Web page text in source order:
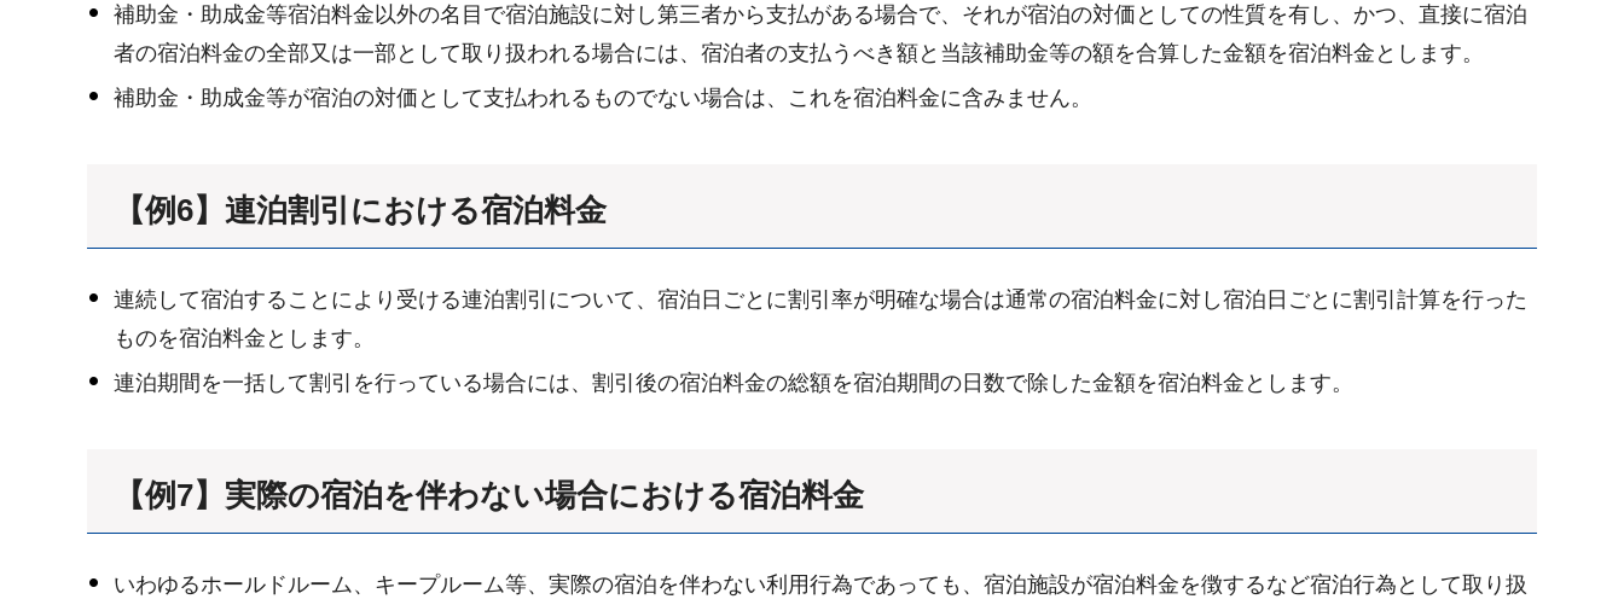
補助金・助成金等宿泊料金以外の名目で宿泊施設に対し第三者から支払がある場合で、それが宿泊の対価としての性質を有し、かつ、直接に宿泊
者の宿泊料金の全部又は一部として取り扱われる場合には、宿泊者の支払うべき額と当該補助金等の額を合算した金額を宿泊料金とします。
補助金・助成金等が宿泊の対価として支払われるものでない場合は、これを宿泊料金に含みません。
【例6】連泊割引における宿泊料金
連続して宿泊することにより受ける連泊割引について、宿泊日ごとに割引率が明確な場合は通常の宿泊料金に対し宿泊日ごとに割引計算を行った
ものを宿泊料金とします。
連泊期間を一括して割引を行っている場合には、割引後の宿泊料金の総額を宿泊期間の日数で除した金額を宿泊料金とします。
【例7】実際の宿泊を伴わない場合における宿泊料金
いわゆるホールドルーム、キープルーム等、実際の宿泊を伴わない利用行為であっても、宿泊施設が宿泊料金を徴するなど宿泊行為として取り扱